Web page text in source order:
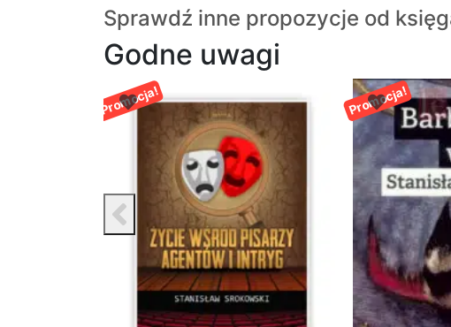
Sprawdź inne propozycje od
Godne uwagi
Promocja! Promocja!